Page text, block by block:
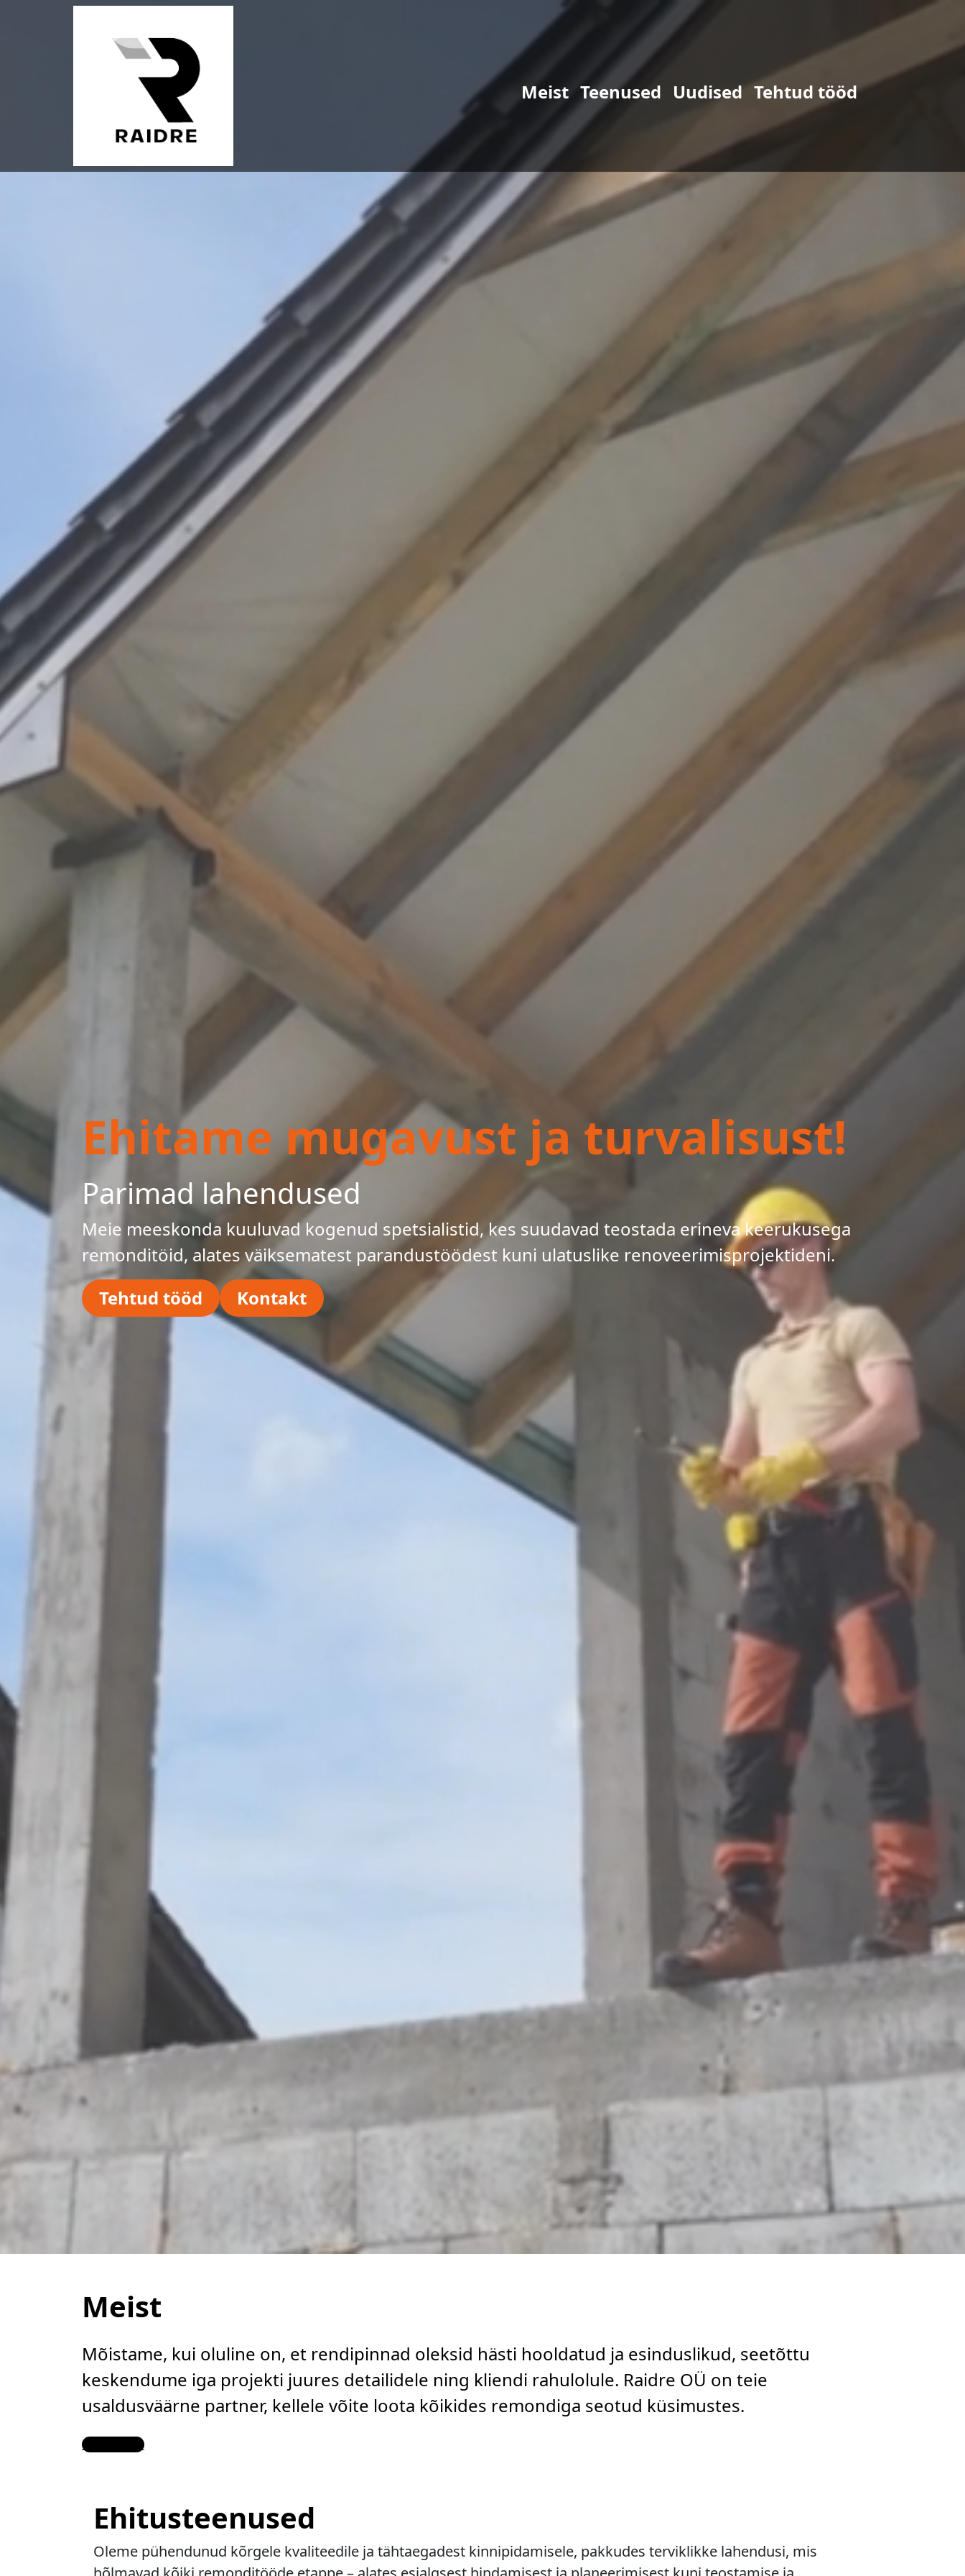
Meist Teenused Uudised Tehtud tööd
Ehitame mugavust ja turvalisust!
Parimad lahendused
Meie meeskonda kuuluvad kogenud spetsialistid, kes suudavad teostada erineva keerukusega
remonditöid, alates väiksematest parandustöödest kuni ulatuslike renoveerimisprojektideni.
Tehtud tööd
Kontakt
Meist
Mõistame, kui oluline on, et rendipinnad oleksid hästi hooldatud ja esinduslikud, seetõttu
keskendume iga projekti juures detailidele ning kliendi rahulolule. Raidre OÜ on teie
usaldusväärne partner, kellele võite loota kõikides remondiga seotud küsimustes.
Contact Us
Ehitusteenused
Oleme pühendunud kõrgele kvaliteedile ja tähtaegadest kinnipidamisele, pakkudes terviklikke lahendusi, mis